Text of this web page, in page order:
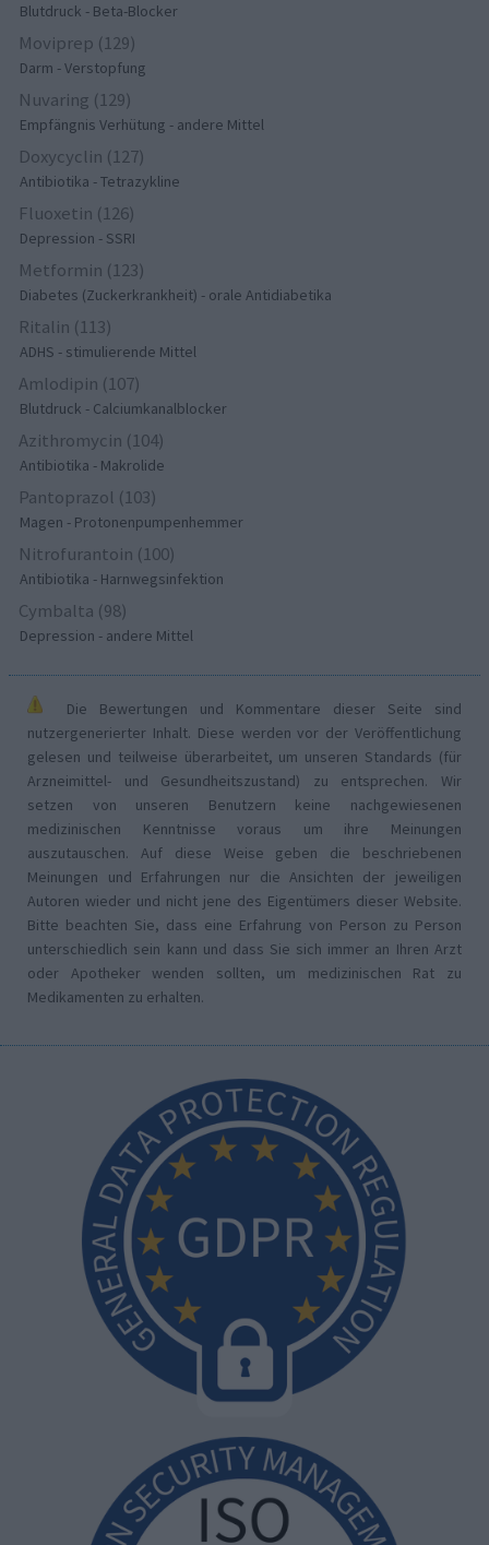
Blutdruck - Beta-Blocker
Moviprep (129)
Darm - Verstopfung
Nuvaring (129)
Empfängnis Verhütung - andere Mittel
Doxycyclin (127)
Antibiotika - Tetrazykline
Fluoxetin (126)
Depression - SSRI
Metformin (123)
Diabetes (Zuckerkrankheit) - orale Antidiabetika
Ritalin (113)
ADHS - stimulierende Mittel
Amlodipin (107)
Blutdruck - Calciumkanalblocker
Azithromycin (104)
Antibiotika - Makrolide
Pantoprazol (103)
Magen - Protonenpumpenhemmer
Nitrofurantoin (100)
Antibiotika - Harnwegsinfektion
Cymbalta (98)
Depression - andere Mittel
Die Bewertungen und Kommentare dieser Seite sind
nutzergenerierter Inhalt. Diese werden vor der Veröffentlichung
gelesen und teilweise überarbeitet, um unseren Standards (für
Arzneimittel- und Gesundheitszustand) zu entsprechen. Wir
setzen von unseren Benutzern keine nachgewiesenen
medizinischen Kenntnisse voraus um ihre Meinungen
auszutauschen. Auf diese Weise geben die beschriebenen
Meinungen und Erfahrungen nur die Ansichten der jeweiligen
Autoren wieder und nicht jene des Eigentümers dieser Website.
Bitte beachten Sie, dass eine Erfahrung von Person zu Person
unterschiedlich sein kann und dass Sie sich immer an Ihren Arzt
oder Apotheker wenden sollten, um medizinischen Rat zu
Medikamenten zu erhalten.